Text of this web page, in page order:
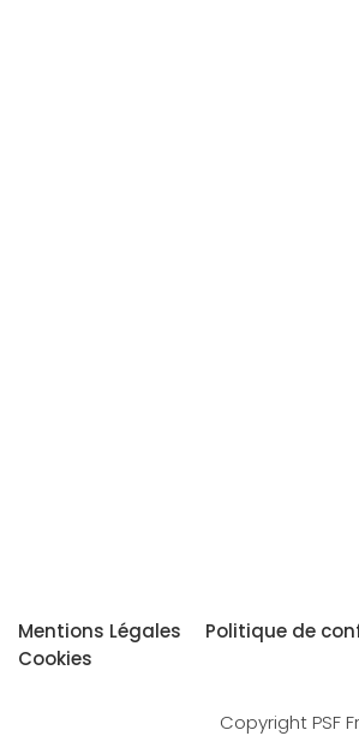
Mentions Légales
Politique de
Cookies
Copyright PSF